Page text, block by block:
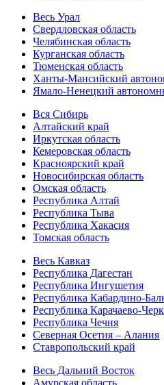
Весь Урал
Свердловская область
Челябинская область
Курганская область
Тюменская область
Ханты-Мансийский
Ямало-Ненецкий
Вся Сибирь
Алтайский край
Иркутская область
Кемеровская область
Красноярский край
Новосибирская область
Омская область
Республика Алтай
Республика Тыва
Республика Хакасия
Томская область
Весь Кавказ
Республика Дагестан
Республика Ингушетия
Республика Кабардино-
Республика Карачаево-
Республика Чечня
Северная Осетия – Алания
Ставропольский край
Весь Дальний Восток
Амурская область